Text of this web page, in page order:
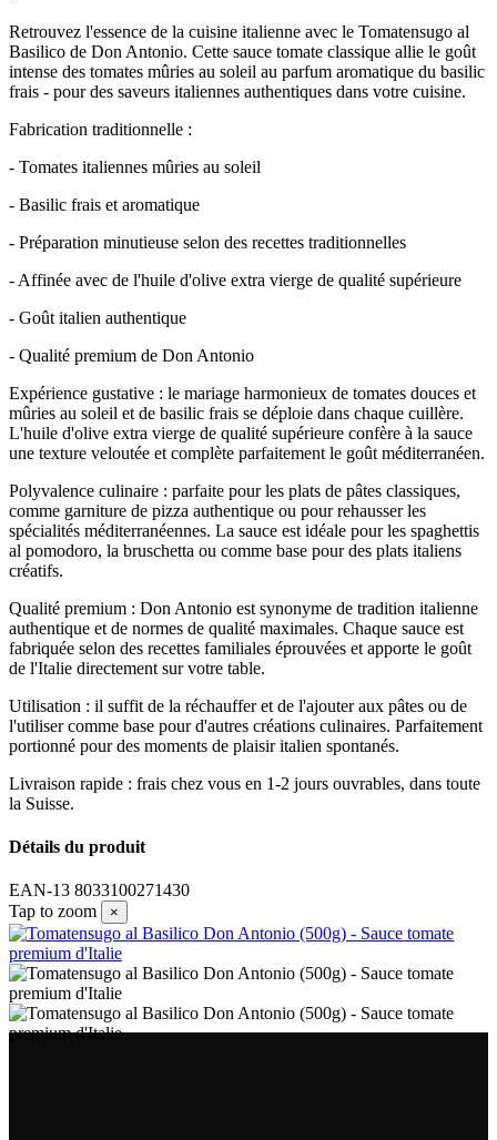
Retrouvez l'essence de la cuisine italienne avec le Tomatensugo al
Basilico de Don Antonio. Cette sauce tomate classique allie le goût
intense des tomates mûries au soleil au parfum aromatique du basilic
frais - pour des saveurs italiennes authentiques dans votre cuisine.
Fabrication traditionnelle :
- Tomates italiennes mûries au soleil
- Basilic frais et aromatique
- Préparation minutieuse selon des recettes traditionnelles
- Affinée avec de l'huile d'olive extra vierge de qualité supérieure
- Goût italien authentique
- Qualité premium de Don Antonio
Expérience gustative : le mariage harmonieux de tomates douces et
mûries au soleil et de basilic frais se déploie dans chaque cuillère.
L'huile d'olive extra vierge de qualité supérieure confère à la sauce
une texture veloutée et complète parfaitement le goût méditerranéen.
Polyvalence culinaire : parfaite pour les plats de pâtes classiques,
comme garniture de pizza authentique ou pour rehausser les
spécialités méditerranéennes. La sauce est idéale pour les spaghettis
al pomodoro, la bruschetta ou comme base pour des plats italiens
créatifs.
Qualité premium : Don Antonio est synonyme de tradition italienne
authentique et de normes de qualité maximales. Chaque sauce est
fabriquée selon des recettes familiales éprouvées et apporte le goût
de l'Italie directement sur votre table.
Utilisation : il suffit de la réchauffer et de l'ajouter aux pâtes ou de
l'utiliser comme base pour d'autres créations culinaires. Parfaitement
portionné pour des moments de plaisir italien spontanés.
Livraison rapide : frais chez vous en 1-2 jours ouvrables, dans toute
la Suisse.
Détails du produit
EAN-13 8033100271430
Tap to zoom
×